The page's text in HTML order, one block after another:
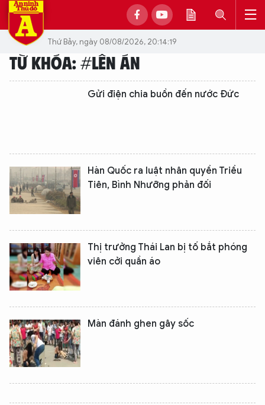
Thứ Bảy, ngày 08/08/2026, 20:14:19
TỪ KHÓA: #LÊN ÁN
Gửi điện chia buồn đến nước Đức
Hàn Quốc ra luật nhân quyền Triều
Tiên, Bình Nhưỡng phản đối
Thị trưởng Thái Lan bị tố bắt phóng
viên cởi quần áo
Màn đánh ghen gây sốc